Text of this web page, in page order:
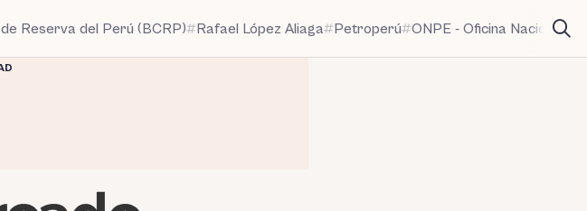
Reserva del Perú (BCRP) Rafael López Aliaga Petroperú ONPE - Oficina Nacional